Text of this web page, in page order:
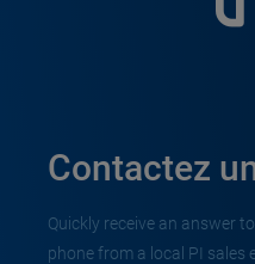
Contactez
Quickly receive an answer
phone from a local PI sales